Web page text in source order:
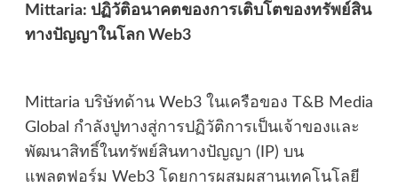
Mittaria: ปฏิวัติอนาคตของการเติบโตของทรัพย์สิน
ทางปัญญาในโลก Web3
Mittaria บริษัทด้าน Web3 ในเครือของ T&B Media
Global กำลังปูทางสู่การปฏิวัติการเป็นเจ้าของและ
พัฒนาสิทธิ์ในทรัพย์สินทางปัญญา (IP) บน
แพลตฟอร์ม Web3 โดยการผสมผสานเทคโนโลยี